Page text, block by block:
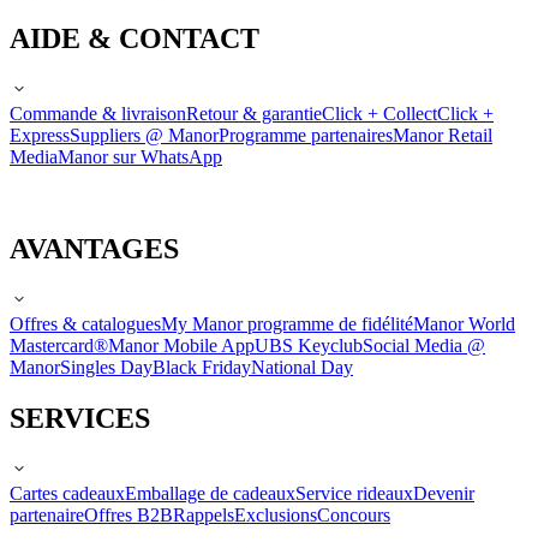
AIDE & CONTACT
Commande & livraisonRetour & garantieClick + CollectClick +
ExpressSuppliers @ ManorProgramme partenairesManor Retail
MediaManor sur WhatsApp
AVANTAGES
Offres & cataloguesMy Manor programme de fidélitéManor World
Mastercard®Manor Mobile AppUBS KeyclubSocial Media @
ManorSingles DayBlack FridayNational Day
SERVICES
Cartes cadeauxEmballage de cadeauxService rideauxDevenir
partenaireOffres B2BRappelsExclusionsConcours